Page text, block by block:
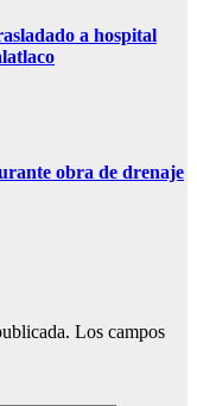
a hospital
obra de drenaje
Los campos